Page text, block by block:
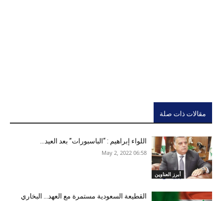
مقالات ذات صلة
أبرز العناوين
اللواء إبراهيم : “الباسبورات” بعد العيد…
06:58 2022 ,May 2
القطيعة السعودية مستمرة مع العهد… البخاري